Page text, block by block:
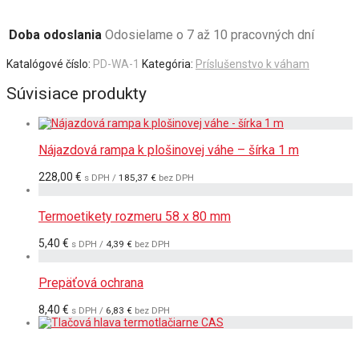
Doba odoslania Odosielame o 7 až 10 pracovných dní
Katalógové číslo: PD-WA-1 Kategória: Príslušenstvo k váham
Súvisiace produkty
Nájazdová rampa k plošinovej váhe – šírka 1 m
228,00 € s DPH / 185,37 € bez DPH
Termoetikety rozmeru 58 x 80 mm
5,40 € s DPH / 4,39 € bez DPH
Prepäťová ochrana
8,40 € s DPH / 6,83 € bez DPH